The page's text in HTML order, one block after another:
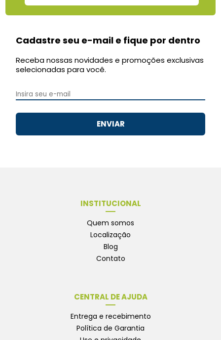
Cadastre seu e-mail e fique por dentro
Receba nossas novidades e promoções exclusivas
selecionadas para você.
ENVIAR
INSTITUCIONAL
Quem somos
Localização
Blog
Contato
CENTRAL DE AJUDA
Entrega e recebimento
Política de Garantia